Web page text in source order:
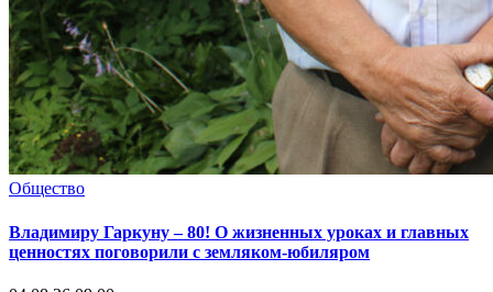
Общество
Владимиру Гаркуну – 80! О жизненных уроках и главных
ценностях поговорили с земляком-юбиляром